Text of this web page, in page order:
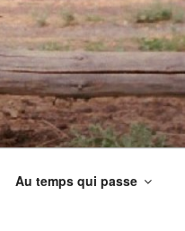
Au temps qui passe